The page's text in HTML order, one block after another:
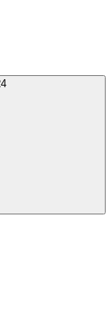
+7 (495) 220-68-24